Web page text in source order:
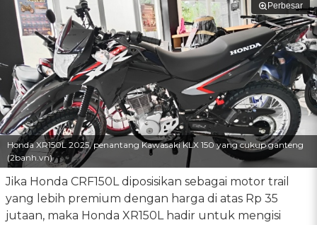
Perbesar
Honda XR150L 2025, penantang Kawasaki KLX 150 yang cukup ganteng
(2banh.vn)
Jika Honda CRF150L diposisikan sebagai motor trail
yang lebih premium dengan harga di atas Rp 35
jutaan, maka Honda XR150L hadir untuk mengisi